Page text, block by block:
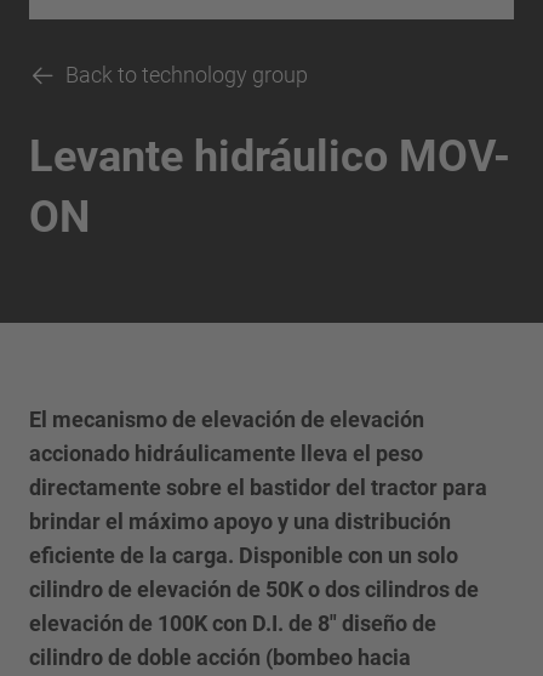
Back to technology group
Levante hidráulico MOV-
ON
El mecanismo de elevación de elevación
accionado hidráulicamente lleva el peso
directamente sobre el bastidor del tractor para
brindar el máximo apoyo y una distribución
eficiente de la carga. Disponible con un solo
cilindro de elevación de 50K o dos cilindros de
elevación de 100K con D.I. de 8" diseño de
cilindro de doble acción (bombeo hacia